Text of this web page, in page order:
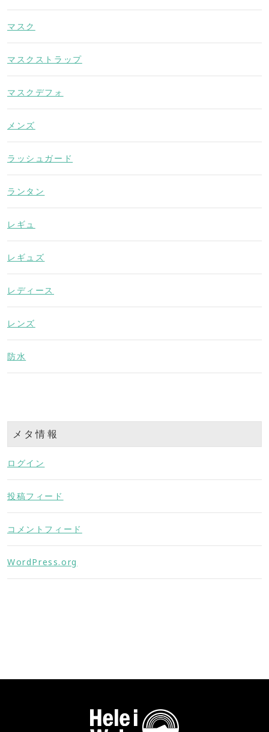
マスク
マスクストラップ
マスクデフォ
メンズ
ラッシュガード
ランタン
レギュ
レギュズ
レディース
レンズ
防水
メタ情報
ログイン
投稿フィード
コメントフィード
WordPress.org